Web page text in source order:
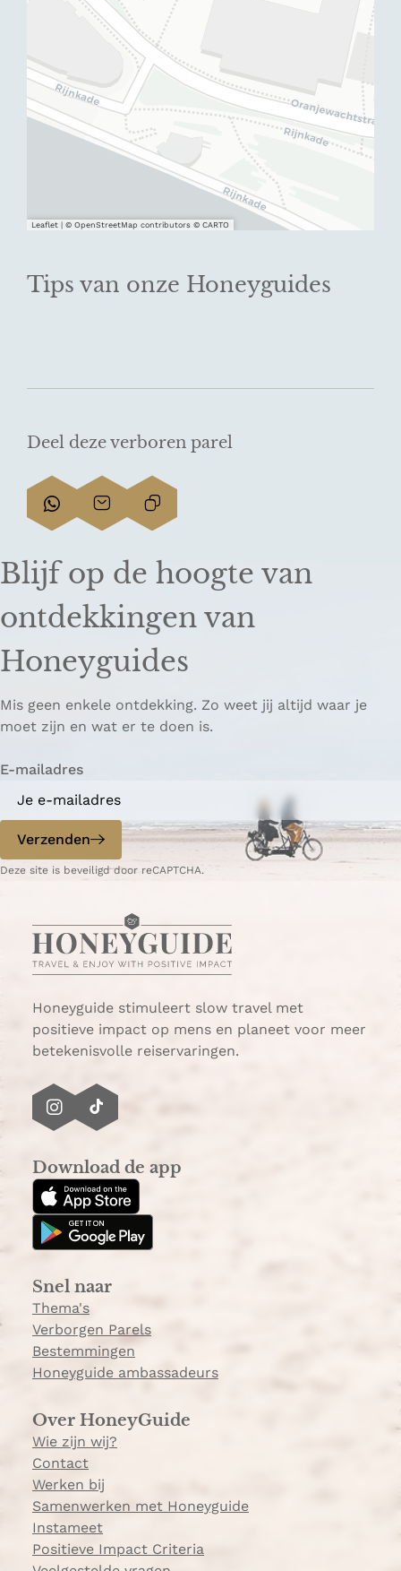
Tips van onze Honeyguides
Leaflet | © OpenStreetMap contributors © CARTO
Deel deze verboren parel
D
e
l
e
e
a
g
n
p
W
h
t
s
A
p
D
e
l
e
e
p
a
g
p
e
-
a
l
L
i
k
o
i
r
e
Blijf op de hoogte van
ontdekkingen van
Honeyguides
Mis geen enkele ontdekking. Zo weet jij altijd waar je
moet zijn en wat er te doen is.
E-mailadres
Verzenden
Deze site is beveiligd door reCAPTCHA.
Honeyguide stimuleert slow travel met
positieve impact op mens en planeet voor meer
betekenisvolle reiservaringen.
I
t
a
g
r
m
T
T
o
k
Download de app
Snel naar
Thema's
Verborgen Parels
Bestemmingen
Honeyguide ambassadeurs
Over HoneyGuide
Wie zijn wij?
Contact
Werken bij
Samenwerken met Honeyguide
Instameet
Positieve Impact Criteria